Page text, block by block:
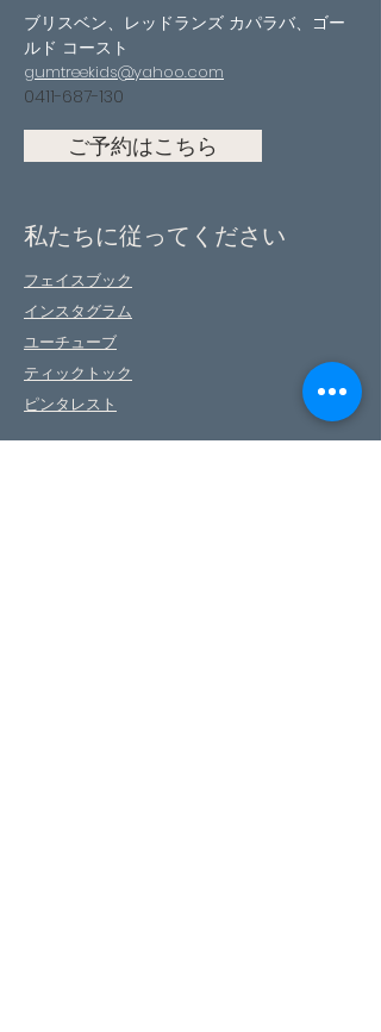
ブリスベン、レッドランズ カパラバ、ゴー
ルド コースト
gumtreekids@yahoo.com
0411-687-130
ご予約はこちら
私たちに従ってください
フェイスブック
インスタグラム
ユーチューブ
ティックトック
ピンタレスト